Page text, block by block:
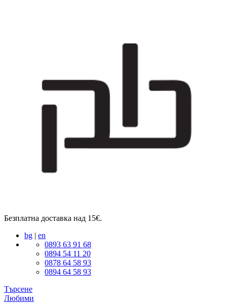
Безплатна доставка над 15€.
bg | en
0893 63 91 68
0894 54 11 20
0878 64 58 93
0894 64 58 93
Търсене
Любими